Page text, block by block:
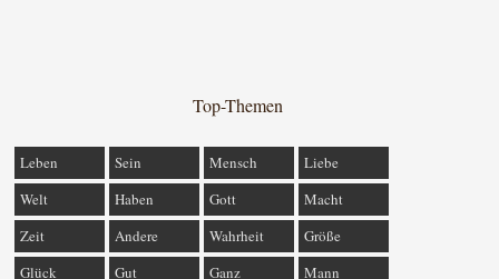
Top-Themen
Leben Sein Mensch
Liebe
Welt
Haben Gott
Macht
Zeit
Andere Wahrheit
Größe
Glück
Gut Ganz
Mann